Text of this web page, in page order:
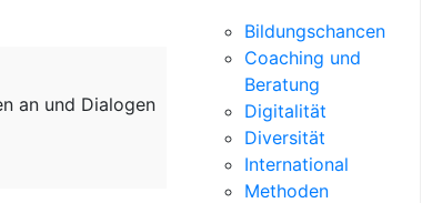
an und Dialogen
Bildungschancen
Coaching und
Beratung
Digitalität
Diversität
International
Methoden